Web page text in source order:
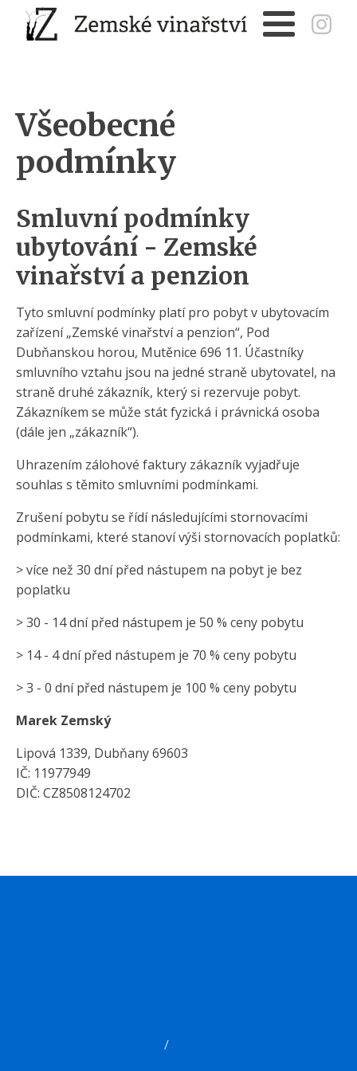
Všeobecné
podmínky
Smluvní podmínky
ubytování - Zemské
vinařství a penzion
Tyto smluvní podmínky platí pro pobyt v ubytovacím
zařízení „Zemské vinařství a penzion“, Pod
Dubňanskou horou, Mutěnice 696 11. Účastníky
smluvního vztahu jsou na jedné straně ubytovatel, na
straně druhé zákazník, který si rezervuje pobyt.
Zákazníkem se může stát fyzická i právnická osoba
(dále jen „zákazník“).
Uhrazením zálohové faktury zákazník vyjadřuje
souhlas s těmito smluvními podmínkami.
Zrušení pobytu se řídí následujícími stornovacími
podmínkami, které stanoví výši stornovacích poplatků:
> více než 30 dní před nástupem na pobyt je bez
poplatku
> 30 - 14 dní před nástupem je 50 % ceny pobytu
> 14 - 4 dní před nástupem je 70 % ceny pobytu
> 3 - 0 dní před nástupem je 100 % ceny pobytu
Marek Zemský
Lipová 1339, Dubňany 69603
IČ: 11977949
DIČ: CZ8508124702
/